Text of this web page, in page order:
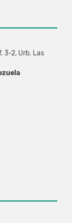
3-2, Urb. Las